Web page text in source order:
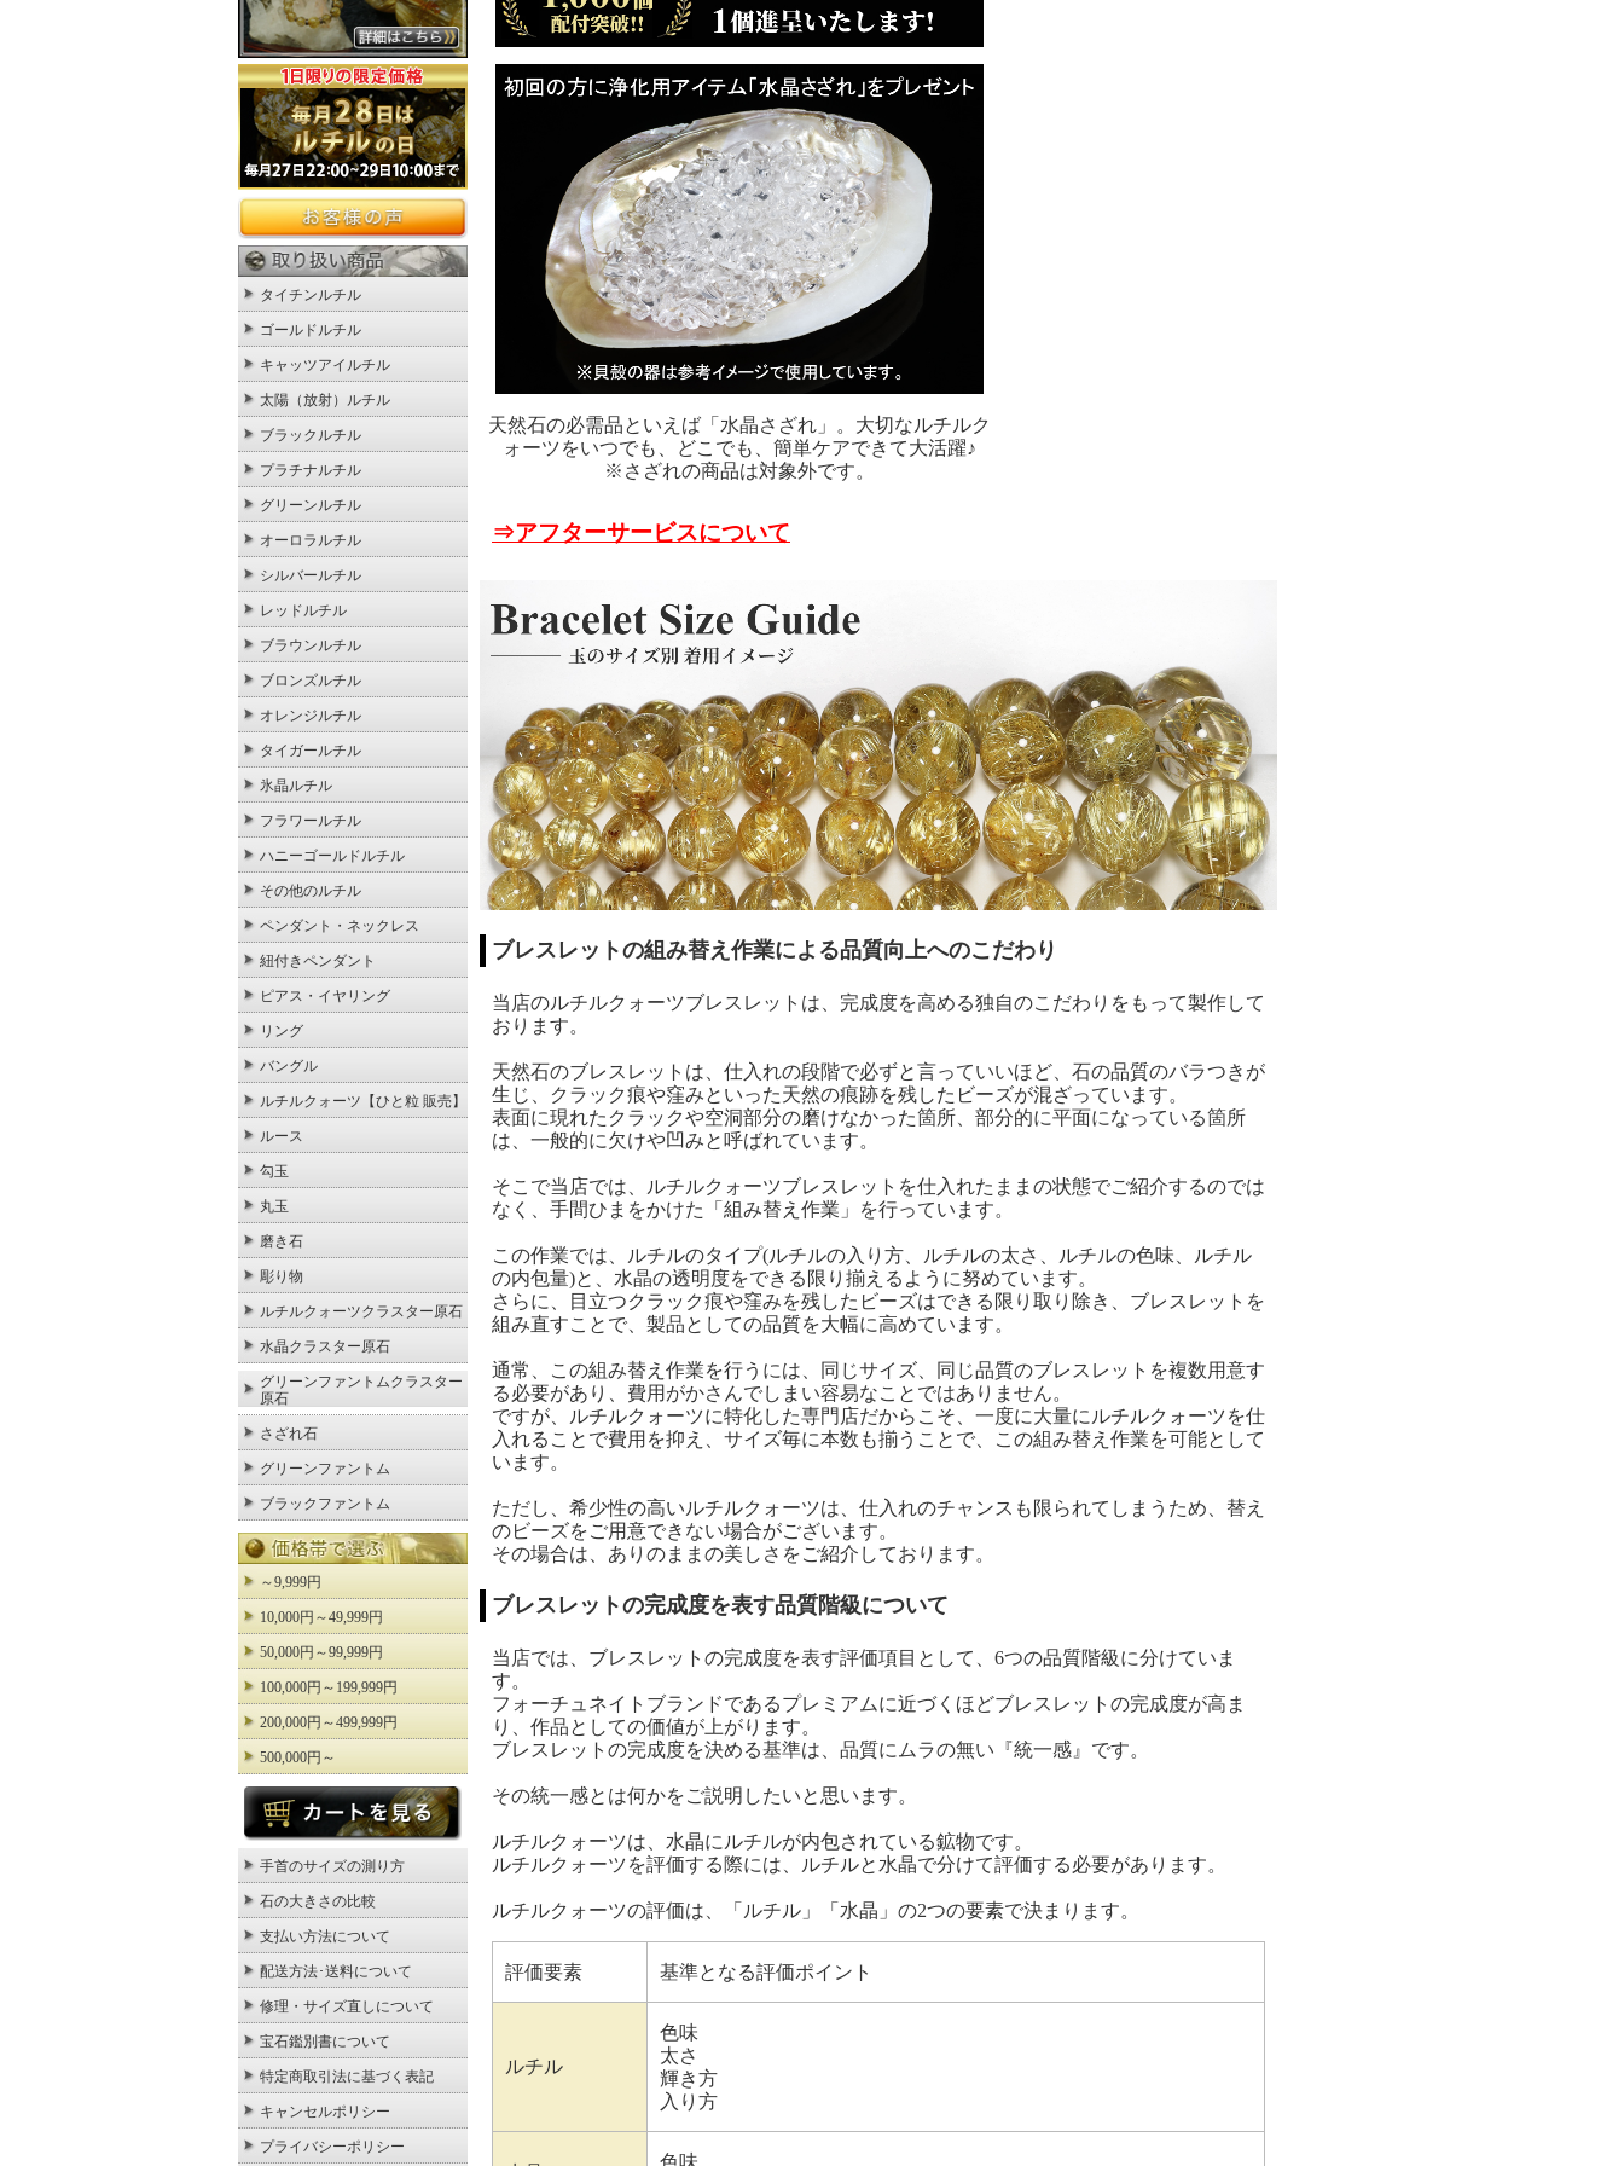
タイチンルチル
ゴールドルチル
キャッツアイルチル
太陽（放射）ルチル
ブラックルチル
プラチナルチル
グリーンルチル
オーロラルチル
シルバールチル
レッドルチル
ブラウンルチル
ブロンズルチル
オレンジルチル
タイガールチル
氷晶ルチル
フラワールチル
ハニーゴールドルチル
その他のルチル
ペンダント・ネックレス
紐付きペンダント
ピアス・イヤリング
リング
バングル
ルチルクォーツ【ひと粒 販売】
ルース
勾玉
丸玉
磨き石
彫り物
ルチルクォーツクラスター原石
水晶クラスター原石
グリーンファントムクラスター
原石
さざれ石
グリーンファントム
ブラックファントム
～9,999円
10,000円～49,999円
50,000円～99,999円
100,000円～199,999円
200,000円～499,999円
500,000円～
手首のサイズの測り方
石の大きさの比較
支払い方法について
配送方法･送料について
修理・サイズ直しについて
宝石鑑別書について
特定商取引法に基づく表記
キャンセルポリシー
プライバシーポリシー
天然石の必需品といえば「水晶さざれ」。大切なルチルク
ォーツをいつでも、どこでも、簡単ケアできて大活躍♪
※さざれの商品は対象外です。
⇒アフターサービスについて
ブレスレットの組み替え作業による品質向上へのこだわり
当店のルチルクォーツブレスレットは、完成度を高める独自のこだわりをもって製作して
おります。
天然石のブレスレットは、仕入れの段階で必ずと言っていいほど、石の品質のバラつきが
生じ、クラック痕や窪みといった天然の痕跡を残したビーズが混ざっています。
表面に現れたクラックや空洞部分の磨けなかった箇所、部分的に平面になっている箇所
は、一般的に欠けや凹みと呼ばれています。
そこで当店では、ルチルクォーツブレスレットを仕入れたままの状態でご紹介するのでは
なく、手間ひまをかけた「組み替え作業」を行っています。
この作業では、ルチルのタイプ(ルチルの入り方、ルチルの太さ、ルチルの色味、ルチル
の内包量)と、水晶の透明度をできる限り揃えるように努めています。
さらに、目立つクラック痕や窪みを残したビーズはできる限り取り除き、ブレスレットを
組み直すことで、製品としての品質を大幅に高めています。
通常、この組み替え作業を行うには、同じサイズ、同じ品質のブレスレットを複数用意す
る必要があり、費用がかさんでしまい容易なことではありません。
ですが、ルチルクォーツに特化した専門店だからこそ、一度に大量にルチルクォーツを仕
入れることで費用を抑え、サイズ毎に本数も揃うことで、この組み替え作業を可能として
います。
ただし、希少性の高いルチルクォーツは、仕入れのチャンスも限られてしまうため、替え
のビーズをご用意できない場合がございます。
その場合は、ありのままの美しさをご紹介しております。
ブレスレットの完成度を表す品質階級について
当店では、ブレスレットの完成度を表す評価項目として、6つの品質階級に分けていま
す。
フォーチュネイトブランドであるプレミアムに近づくほどブレスレットの完成度が高ま
り、作品としての価値が上がります。
ブレスレットの完成度を決める基準は、品質にムラの無い『統一感』です。
その統一感とは何かをご説明したいと思います。
ルチルクォーツは、水晶にルチルが内包されている鉱物です。
ルチルクォーツを評価する際には、ルチルと水晶で分けて評価する必要があります。
ルチルクォーツの評価は、「ルチル」「水晶」の2つの要素で決まります。
評価要素 基準となる評価ポイント
ルチル
色味
太さ
輝き方
入り方
色味